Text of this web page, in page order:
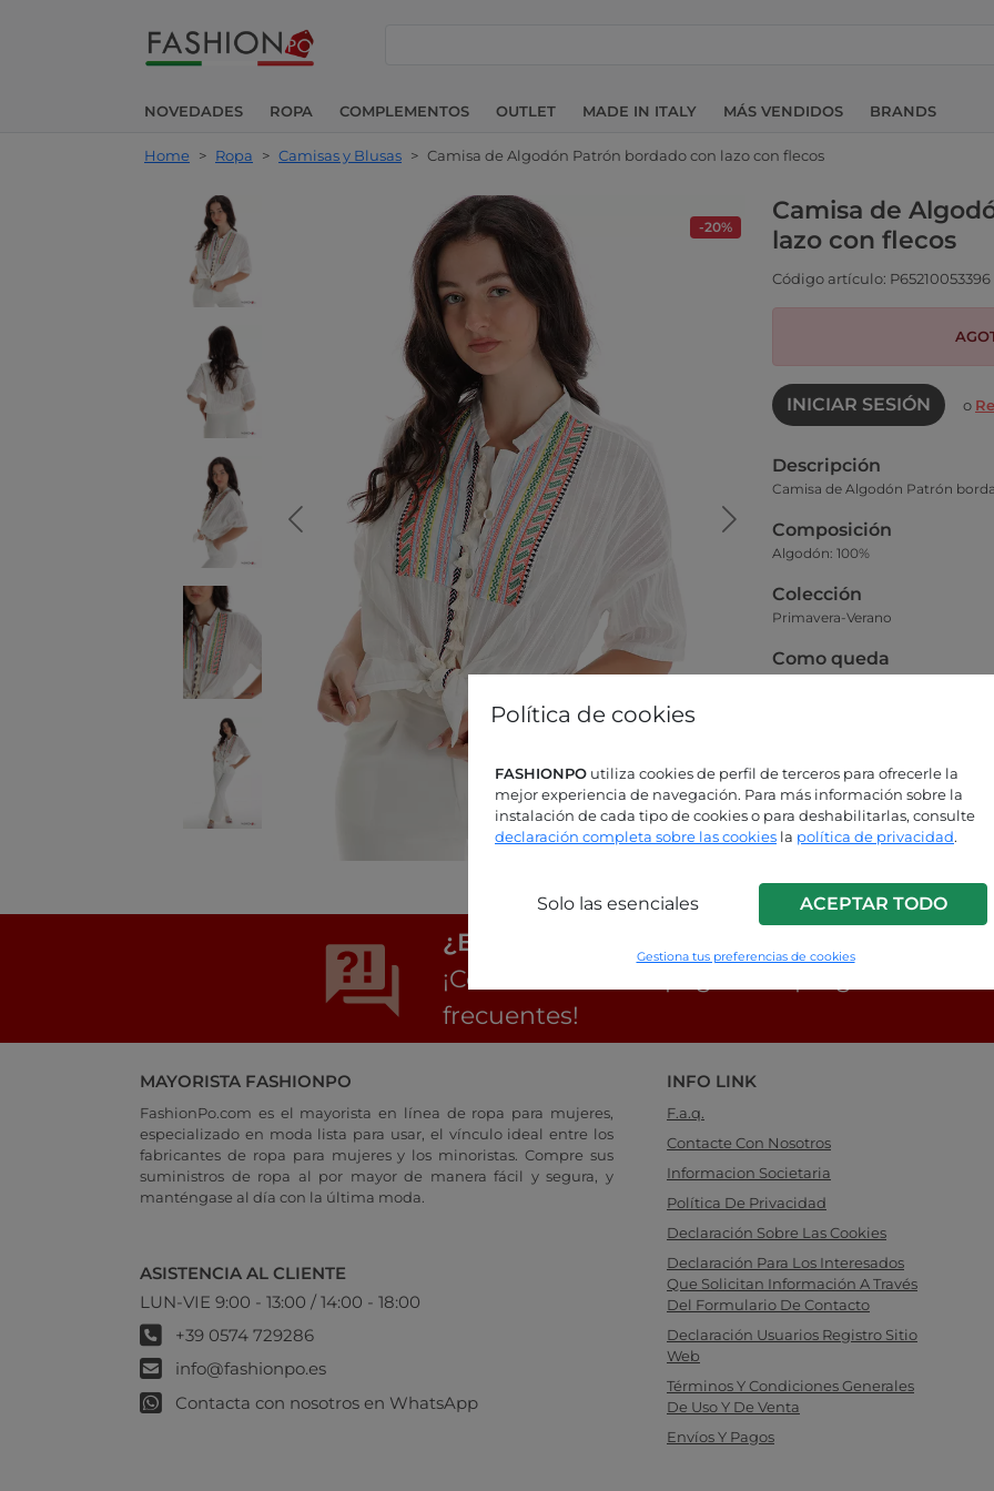
Política de cookies
FASHIONPO utiliza cookies de perfil de terceros para ofrecerle la
mejor experiencia de navegación. Para más información sobre la
instalación de cada tipo de cookies o para deshabilitarlas, consulte
declaración completa sobre las cookies la política de privacidad.
Solo las esenciales ACEPTAR TODO
Gestiona tus preferencias de cookies
NOVEDADES ROPA COMPLEMENTOS OUTLET MADE IN ITALY MÁS VENDIDOS BRANDS
Home > Ropa > Camisas y Blusas > Camisa de Algodón Patrón bordado con lazo con flecos
-20%
Camisa de
lazo con flecos
Código artículo: P65210053396
INICIAR SESIÓN o
Descripción
Camisa de Algodón Patrón
Composición
Algodón: 100%
Colección
Primavera-Verano
Como queda
La modelo de la foto principal
¿Estás buscando respuestas?
¡Consulta nuestra página de preguntas
frecuentes!
MAYORISTA FASHIONPO
FashionPo.com es el mayorista en línea de ropa para mujeres,
especializado en moda lista para usar, el vínculo ideal entre los
fabricantes de ropa para mujeres y los minoristas. Compre sus
suministros de ropa al por mayor de manera fácil y segura, y
manténgase al día con la última moda.
ASISTENCIA AL CLIENTE
LUN-VIE 9:00 - 13:00 / 14:00 - 18:00
+39 0574 729286
info@fashionpo.es
Contacta con nosotros en WhatsApp
INFO LINK
F.a.q.
Contacte Con Nosotros
Informacion Societaria
Política De Privacidad
Declaración Sobre Las Cookies
Declaración Para Los Interesados
Que Solicitan Información A Través
Del Formulario De Contacto
Declaración Usuarios Registro Sitio
Web
Términos Y Condiciones Generales
De Uso Y De Venta
Envíos Y Pagos